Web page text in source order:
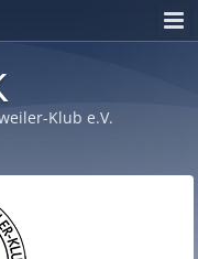
Klub e.V.